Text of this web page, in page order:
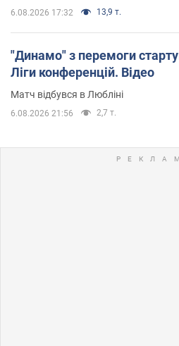
6.08.2026 17:32 13,9 т.
"Динамо" з перемоги
Ліги конференцій. Відео
Матч відбувся в Любліні
6.08.2026 21:56 2,7 т.